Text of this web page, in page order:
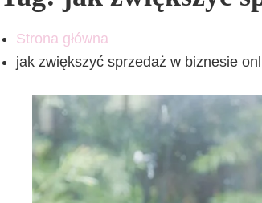
Strona główna
jak zwiększyć sprzedaż w biznesie